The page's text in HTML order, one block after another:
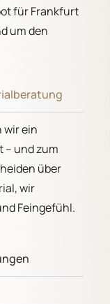
für Frankfurt
um den
wir ein
– und zum
über
wir
Feingefühl.